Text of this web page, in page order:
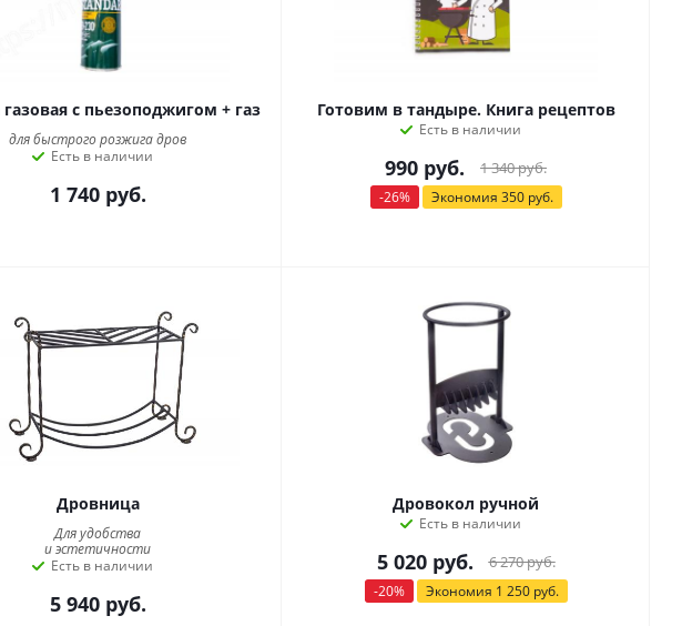
газовая с пьезоподжигом + газ
для быстрого розжига дров
Есть в наличии
1 740руб.
Готовим в тандыре. Книга рецептов
Есть в наличии
990 руб. 1 340руб.
-26% Экономия 350руб.
Дровница
Для удобства
и эстетичности
Есть в наличии
5 940руб.
Дровокол ручной
Есть в наличии
5 020руб. 6 270руб.
-20% Экономия 1 250руб.